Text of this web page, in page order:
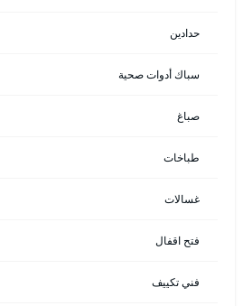
حدادين
سباك أدوات صحية
صباغ
طباخات
غسالات
فتح اقفال
فني تكييف